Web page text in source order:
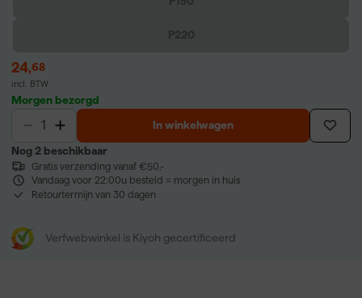
24,68
incl. BTW
Morgen bezorgd
In winkelwagen
Nog 2 beschikbaar
Gratis verzending vanaf €50,-
Vandaag voor 22:00u besteld = morgen in huis
Retourtermijn van 30 dagen
Verfwebwinkel is Kiyoh gecertificeerd